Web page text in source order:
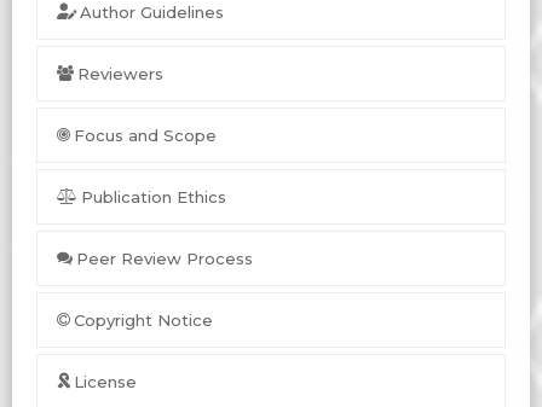
Author Guidelines
Reviewers
Focus and Scope
Publication Ethics
Peer Review Process
Copyright Notice
License